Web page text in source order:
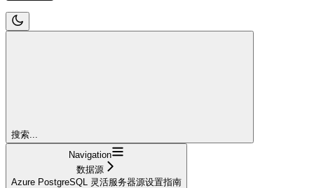
搜索...
Navigation
数据源
Azure PostgreSQL 灵活服务器源设置指南